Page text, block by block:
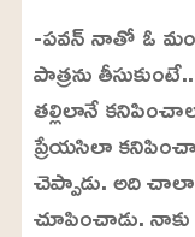
-పవన్ నాతో ఓ
పాత్రను
తల్లిలానే
ప్రేయసిలా
చెప్పాడు. అది చాలా
చూపించాడు.